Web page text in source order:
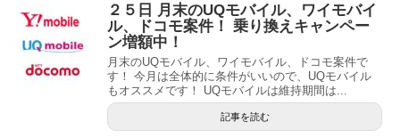
２５日 月末のUQモバイル、ワイモバイ
ル、ドコモ案件！ 乗り換えキャンペー
ン増額中！
月末のUQモバイル、ワイモバイル、ドコモ案件で
す！ 今月は全体的に条件がいいので、UQモバイル
もオススメです！ UQモバイルは維持期間は...
記事を読む